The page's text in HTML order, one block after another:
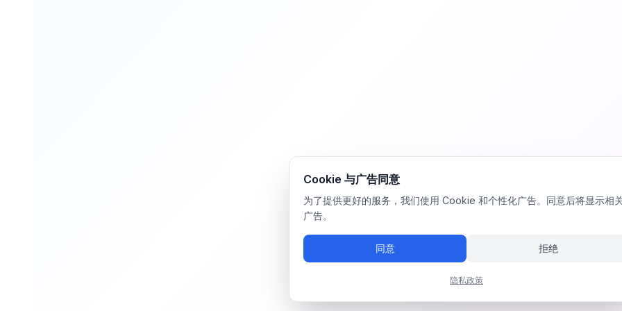
Cookie 与广告同意
为了提供更好的服务，我们使用 Cookie 和个性化广告。同意后将显示相
广告。
同意 拒绝
隐私政策